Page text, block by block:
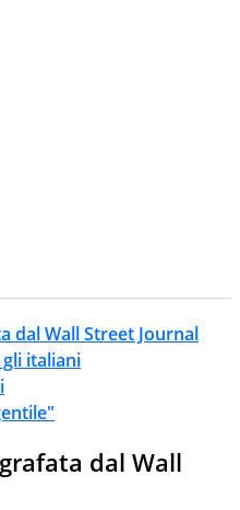
dal Wall Street Journal
italiani
dal Wall